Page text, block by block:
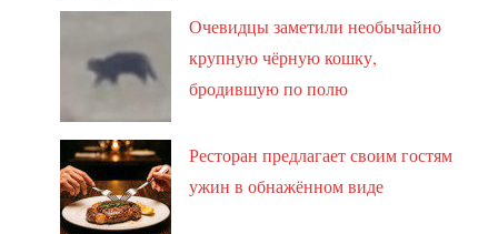
Очевидцы заметили необычайно
крупную чёрную кошку,
бродившую по полю
Ресторан предлагает своим гостям
ужин в обнажённом виде